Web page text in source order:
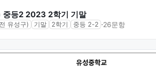
중등2 2023 2학기 기말
유성구) 기말 2학기 중등 2-2 ⋅26문항